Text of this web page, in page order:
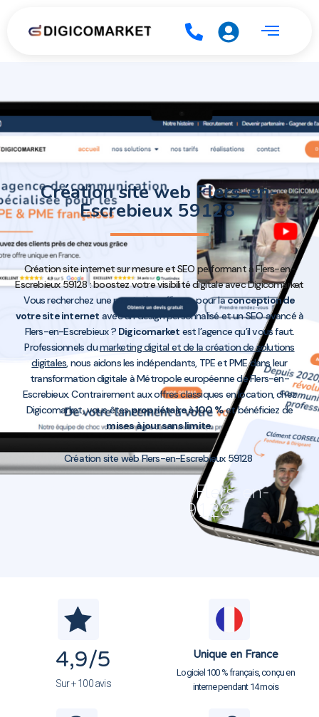
Création site web Flers-en-
Escrebieux 59128
Création site internet sur mesure et SEO performant à Flers-en-
Escrebieux 59128 : boostez votre visibilité digitale avec Digicomarket
Vous recherchez une prestation efficace pour laconception de
votre site internet avec un design personnalisé et un SEO avancé à
Flers-en-Escrebieux ? Digicomarket est l’agence qu’il vous faut.
Professionnels dumarketing digital et de la création de solutions
digitales , nous aidons les indépendants, TPE et PME dans leur
transformation digitale à Métropole européenne de Flers-en-
Escrebieux. Contrairement aux offres classiques en location, chez
Digicomarket, vous êtespropriétaire à 100 %et bénéficiez de
mises à jour sans limite.
Création site web Flers-en-Escrebieux 59128
Création site web Flers-en-
Escrebieux 59128
4,9/5
Sur + 100 avis
Unique en France
Logiciel 100 % français, conçu en
interne pendant 14 mois